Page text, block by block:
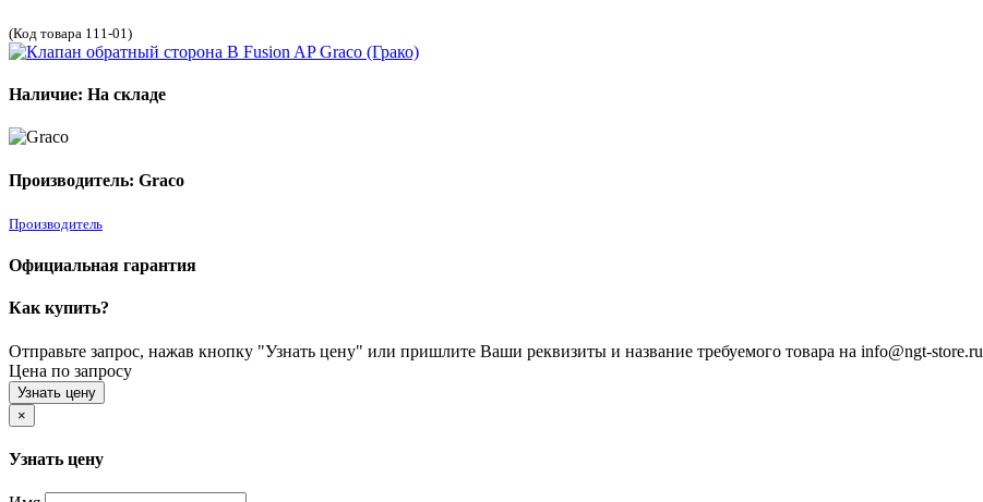
(Код товара 111-01)
Наличие: На складе
Производитель: Graco
Производитель
Официальная гарантия
Как купить?
Отправьте запрос, нажав кнопку "Узнать цену" или пришлите Ваши реквизиты и название требуемого товара на info@ngt-store.ru
Цена по запросу
Узнать цену
×
Узнать цену